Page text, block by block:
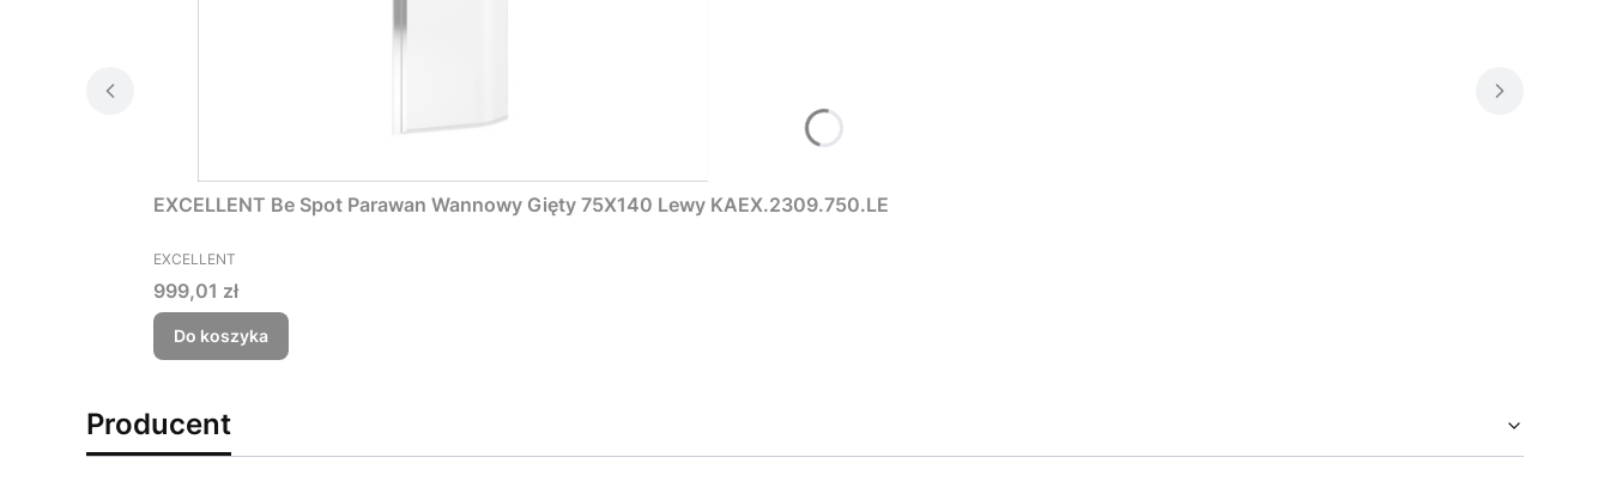
EXCELLENT Be Spot Parawan Wannowy Gięty 75X140 Lewy KAEX.2309.750.LE
PRODUCENT
EXCELLENT
Cena
999,01 zł
Do koszyka
Producent